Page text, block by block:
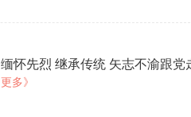
缅怀先烈 继承传统 矢志不渝跟
更多》